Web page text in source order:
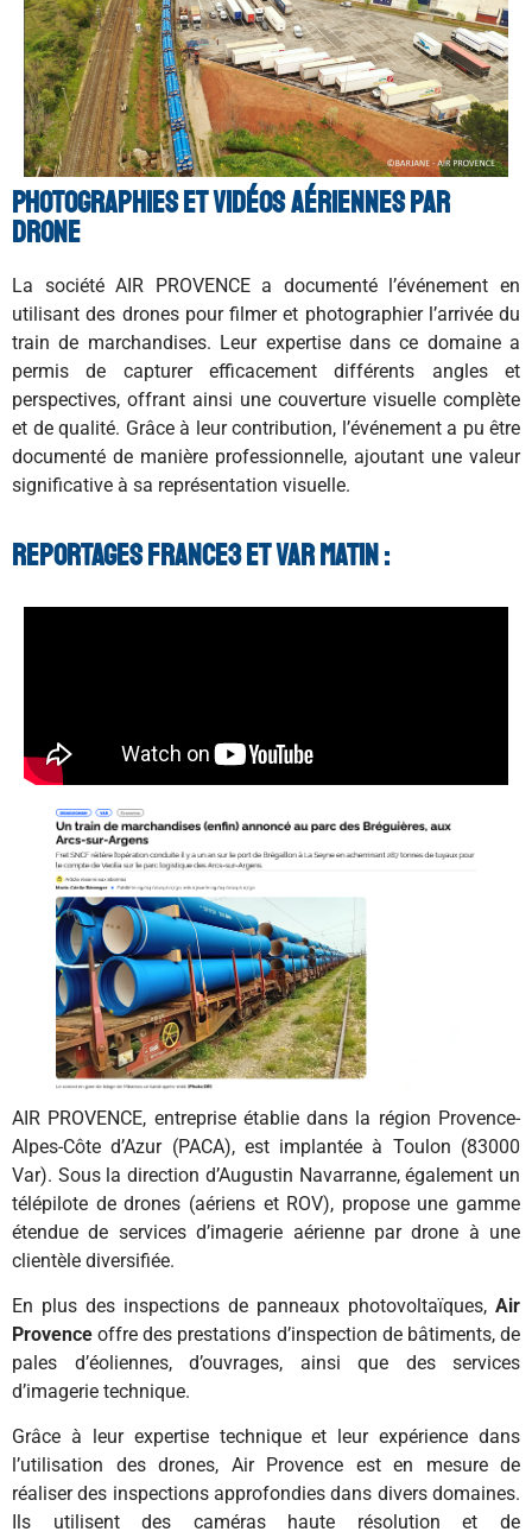
Photographies et vidéos aériennes par
drone
La société AIR PROVENCE a documenté l’événement en
utilisant des drones pour filmer et photographier l’arrivée du
train de marchandises. Leur expertise dans ce domaine a
permis de capturer efficacement différents angles et
perspectives, offrant ainsi une couverture visuelle complète
et de qualité. Grâce à leur contribution, l’événement a pu être
documenté de manière professionnelle, ajoutant une valeur
significative à sa représentation visuelle.
Reportages FRANCE3 et VAR MATIN :
AIR PROVENCE, entreprise établie dans la région Provence-
Alpes-Côte d’Azur (PACA), est implantée à Toulon (83000
Var). Sous la direction d’Augustin Navarranne, également un
télépilote de drones (aériens et ROV), propose une gamme
étendue de services d’imagerie aérienne par drone à une
clientèle diversifiée.
En plus des inspections de panneaux photovoltaïques, Air
Provence offre des prestations d’inspection de bâtiments, de
pales d’éoliennes, d’ouvrages, ainsi que des services
d’imagerie technique.
Grâce à leur expertise technique et leur expérience dans
l’utilisation des drones, Air Provence est en mesure de
réaliser des inspections approfondies dans divers domaines.
Ils utilisent des caméras haute résolution et de